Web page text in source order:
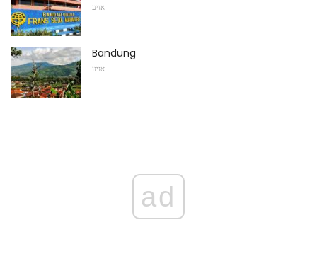
אזיע
Bandung
אזיע
ad